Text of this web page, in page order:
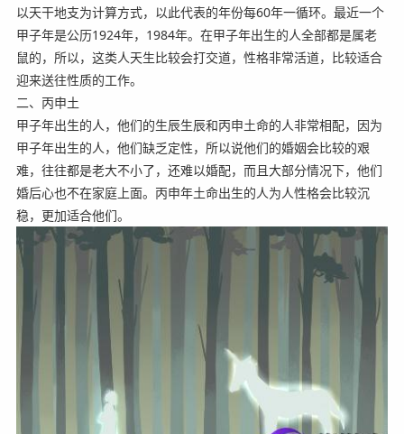
以天干地支为计算方式，以此代表的年份每60年一循环。最近一个
甲子年是公历1924年，1984年。在甲子年出生的人全部都是属老
鼠的，所以，这类人天生比较会打交道，性格非常活道，比较适合
迎来送往性质的工作。
二、丙申土
甲子年出生的人，他们的生辰生辰和丙申土命的人非常相配，因为
甲子年出生的人，他们缺乏定性，所以说他们的婚姻会比较的艰
难，往往都是老大不小了，还难以婚配，而且大部分情况下，他们
婚后心也不在家庭上面。丙申年土命出生的人为人性格会比较沉
稳，更加适合他们。